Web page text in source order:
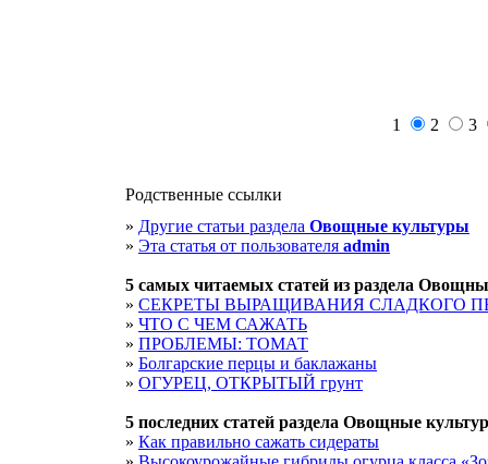
1 2 3
Родственные ссылки
» Другие статьи раздела Овощные культуры
» Эта статья от пользователя admin
5 cамых читаемых статей из раздела
» СЕКРЕТЫ ВЫРАЩИВАНИЯ СЛАДКОГО
» ЧТО С ЧЕМ САЖАТЬ
» ПРОБЛЕМЫ: ТОМАТ
» Болгарские перцы и баклажаны
» ОГУРЕЦ, ОТКРЫТЫЙ грунт
5 последних статей раздела Овощные
» Как правильно сажать сидераты